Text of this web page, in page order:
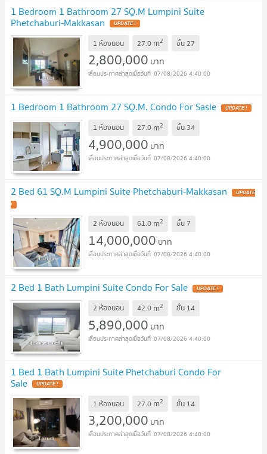
1 Bedroom 1 Bathroom 27 SQ.M Lumpini Suite
Phetchaburi-Makkasan
1 ห้องนอน 27.0 m2 ชั้น27
2,800,000 บาท
07/08/2026 4:40:00
1 Bedroom 1 Bathroom 27 SQ.M. Condo For Sasle
1 ห้องนอน 27.0 m2 ชั้น 34
4,900,000 บาท
07/08/2026 4:40:00
2 Bed 61 SQ.M Lumpini Suite Phetchaburi-Makkasan
2 ห้องนอน 61.0 m2 ชั้น 7
14,000,000 บาท
07/08/2026 4:40:00
2 Bed 1 Bath Lumpini Suite Condo For Sale
2 ห้องนอน 42.0 m2 ชั้น 14
5,890,000 บาท
07/08/2026 4:40:00
1 Bed 1 Bath Lumpini Suite Phetchaburi Condo For
Sale
1 ห้องนอน 27.0 m2 ชั้น 14
3,200,000 บาท
07/08/2026 4:40:00